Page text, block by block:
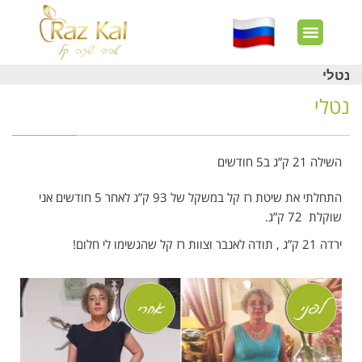
נטלי
נטלי
השילה 21 ק”ג ב5 חודשים
התחלתי את שיטת רז קל במשקל של 93 ק”ג לאחר 5 חודשים אני
שוקלת 72 ק”ג.
ירדה 21 ק”ג , תודה לאנבר וצוות רז קל שהגשימו לי חלום!